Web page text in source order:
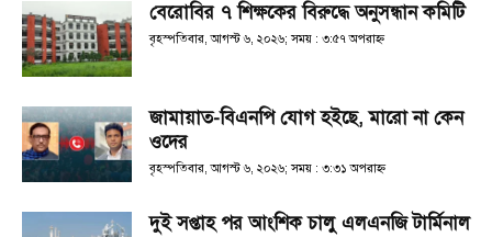
বেরোবির ৭ শিক্ষকের বিরুদ্ধে অনুসন্ধান কমিটি
বৃহস্পতিবার, আগস্ট ৬, ২০২৬; সময় : ৩:৫৭ অপরাহ্ণ
জামায়াত-বিএনপি যোগ হইছে, মারো না কেন
ওদের
বৃহস্পতিবার, আগস্ট ৬, ২০২৬; সময় : ৩:৩১ অপরাহ্ণ
দুই সপ্তাহ পর আংশিক চালু এলএনজি টার্মিনাল